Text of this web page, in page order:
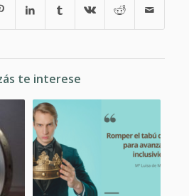
te interese